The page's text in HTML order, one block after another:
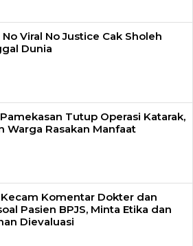
Viral No Justice Cak Sholeh
Dunia
Tutup Operasi Katarak,
Warga Rasakan Manfaat
Kecam Komentar Dokter dan
Pasien BPJS, Minta Etika dan
Dievaluasi